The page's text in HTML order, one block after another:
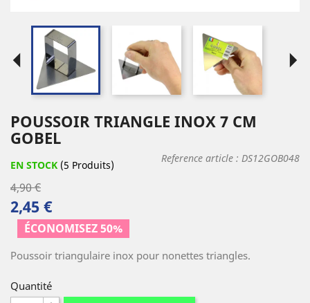
arrow_left arrow_right
POUSSOIR TRIANGLE INOX 7 CM
GOBEL
EN STOCK (5 Produits)
Reference article : DS12GOB048
4,90 €
2,45 €
ÉCONOMISEZ 50%
Poussoir triangulaire inox pour nonettes triangles.
Quantité